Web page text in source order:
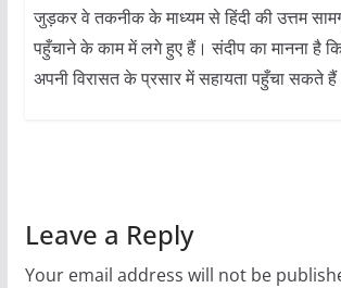
जुड़कर वे तकनीक के माध्यम से हिंदी की उत्तम
पहुँचाने के काम में लगे हुए हैं। संदीप का मानना है
अपनी विरासत के प्रसार में सहायता पहुँचा सकते
Leave a Reply
Your email address will not be